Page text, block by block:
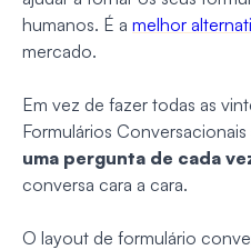
humanos. É a melhor
mercado.
Em vez de fazer todas as
Formulários Conversacionais
uma pergunta de cada
conversa cara a cara.
O layout de formulário